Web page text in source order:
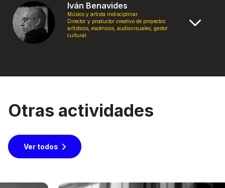
Iván Benavides
Músico y artista indisciplinar.
Director y productor creativo de proyectos
artísticos, escénicos, audiovisuales; gestor
cultural.
Otras actividades
Ver todos